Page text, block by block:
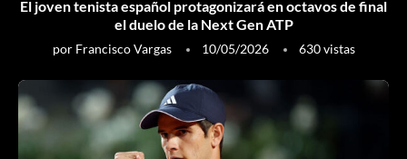
El joven tenista español protagonizará en octavos de final
el duelo de la Next Gen ATP
por Francisco Vargas 10/05/2026 630vistas